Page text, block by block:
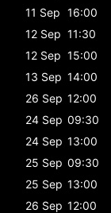
11 Sep 16:00
12 Sep 11:30
12 Sep 15:00
13 Sep 14:00
26 Sep 12:00
24 Sep 09:30
24 Sep 13:00
25 Sep 09:30
25 Sep 13:00
26 Sep 12:00